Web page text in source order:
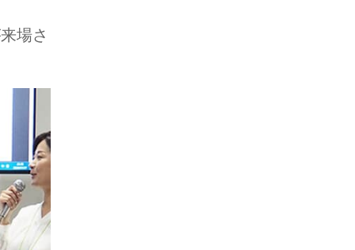
場さ